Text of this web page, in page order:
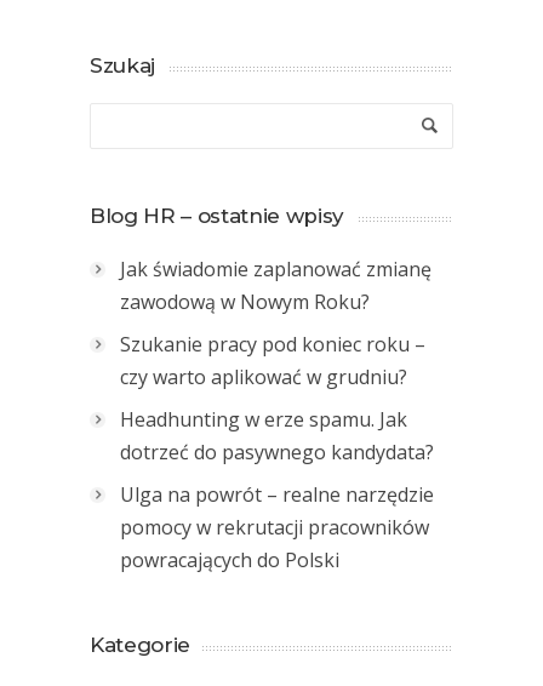
Szukaj
Blog HR – ostatnie wpisy
Jak świadomie zaplanować zmianę
zawodową w Nowym Roku?
Szukanie pracy pod koniec roku –
czy warto aplikować w grudniu?
Headhunting w erze spamu. Jak
dotrzeć do pasywnego kandydata?
Ulga na powrót – realne narzędzie
pomocy w rekrutacji pracowników
powracających do Polski
Kategorie